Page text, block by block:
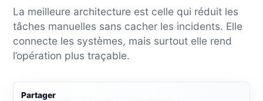
La meilleure architecture est celle qui réduit les
tâches manuelles sans cacher les incidents. Elle
connecte les systèmes, mais surtout elle rend
l’opération plus traçable.
Partager